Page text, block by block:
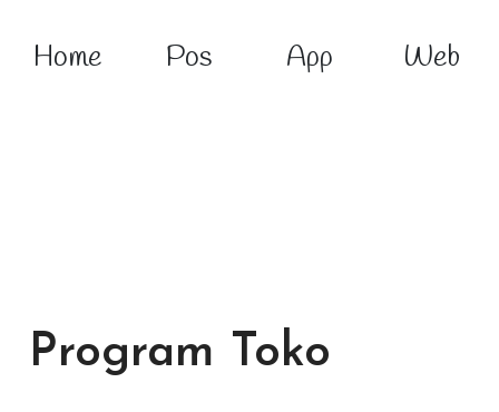
Home Pos App Web
Program Toko